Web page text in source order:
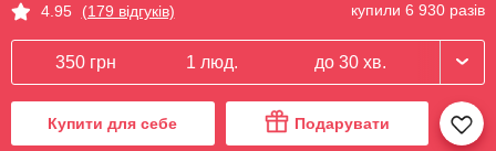
4.95 (179 відгуків) купили 6 930 разів
350 грн 1 люд. до 30 хв.
Купити для себе Подарувати